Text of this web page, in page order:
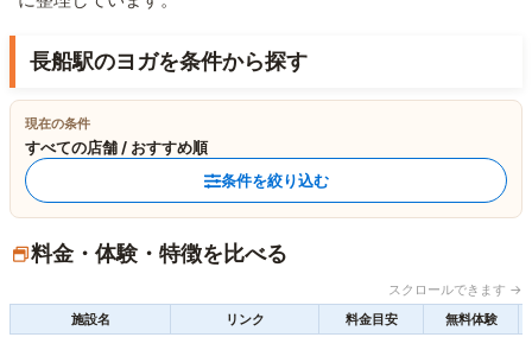
長船駅のヨガを条件から探す
現在の条件
すべての店舗 / おすすめ順
条件を絞り込む
料金・体験・特徴を比べる
スクロールできます →
施設名
リンク 料金目安 無料体験